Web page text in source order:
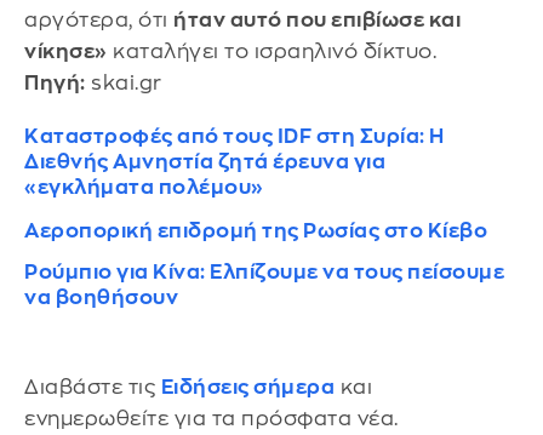
αργότερα, ότι ήταν αυτό που επιβίωσε και
νίκησε» καταλήγει το ισραηλινό δίκτυο.
Πηγή: skai.gr
Καταστροφές από τους IDF στη Συρία: Η
Διεθνής Αμνηστία ζητά έρευνα για
«εγκλήματα πολέμου»
Αεροπορική επιδρομή της Ρωσίας στο Κίεβο
Ρούμπιο για Κίνα: Ελπίζουμε να τους πείσουμε
να βοηθήσουν
Διαβάστε τις Ειδήσεις σήμερα και
ενημερωθείτε για τα πρόσφατα νέα.